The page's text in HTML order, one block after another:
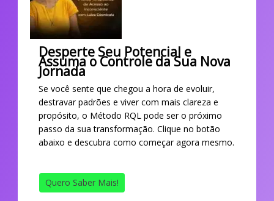
Desperte Seu Potencial e
Assuma o Controle da Sua Nova
Jornada
Se você sente que chegou a hora de evoluir,
destravar padrões e viver com mais clareza e
propósito, o Método RQL pode ser o próximo
passo da sua transformação. Clique no botão
abaixo e descubra como começar agora mesmo.
Quero Saber Mais!